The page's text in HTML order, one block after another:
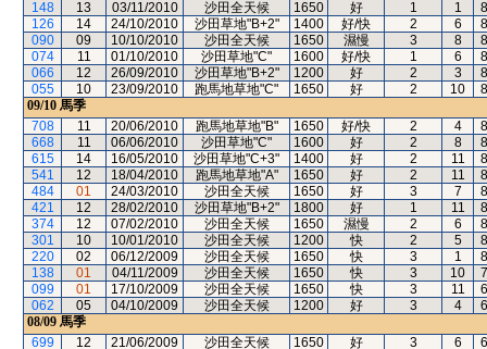
148
13 03/11/2010 沙田全天候 1650 好 1 1
126
14 24/10/2010 沙田草地"B+2" 1400 好/快 2 6
090
09 10/10/2010 沙田全天候 1650 濕慢 3 8
074
11 01/10/2010 沙田草地"C" 1600 好/快 1 6
066
12 26/09/2010 沙田草地"B+2" 1200 好 2 3
055
10 23/09/2010 跑馬地草地"C" 1650 好 2 10
09/10 馬季
708
11 20/06/2010 跑馬地草地"B" 1650 好/快 2 4
668
11 06/06/2010 沙田草地"C" 1600 好 2 8
615
14 16/05/2010 沙田草地"C+3" 1400 好 2 11
541
12 18/04/2010 跑馬地草地"A" 1650 好 2 11
484
01 24/03/2010 沙田全天候 1650 好 3 7
421
12 28/02/2010 沙田草地"B+2" 1800 好 1 11
374
12 07/02/2010 沙田全天候 1650 濕慢 2 6
301
10 10/01/2010 沙田全天候 1200 快 2 5
220
02 06/12/2009 沙田全天候 1650 快 3 1
138
01 04/11/2009 沙田全天候 1650 快 3 10
099
01 17/10/2009 沙田全天候 1650 快 3 11
062
05 04/10/2009 沙田全天候 1200 好 3 4
08/09 馬季
699
12 21/06/2009 沙田全天候 1650 好 3 6